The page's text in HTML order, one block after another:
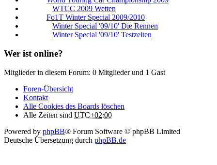
WTCC 2009 Wetten
Fo1T Winter Special 2009/2010
Winter Special '09/10' Die Rennen
Winter Special '09/10' Testzeiten
Wer ist online?
Mitglieder in diesem Forum: 0 Mitglieder und 1 Gast
Foren-Übersicht
Kontakt
Alle Cookies des Boards löschen
Alle Zeiten sind UTC+02:00
Powered by phpBB® Forum Software © phpBB Limited
Deutsche Übersetzung durch phpBB.de